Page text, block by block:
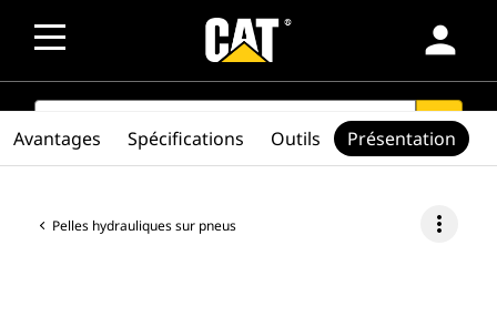
person
SEARCH search
Pelles hydrauliques sur pneus more_vert
Avantages Spécifications Outils Présentation